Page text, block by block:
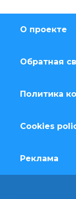
О проекте
Обратная
Политика
Cookies
Реклама